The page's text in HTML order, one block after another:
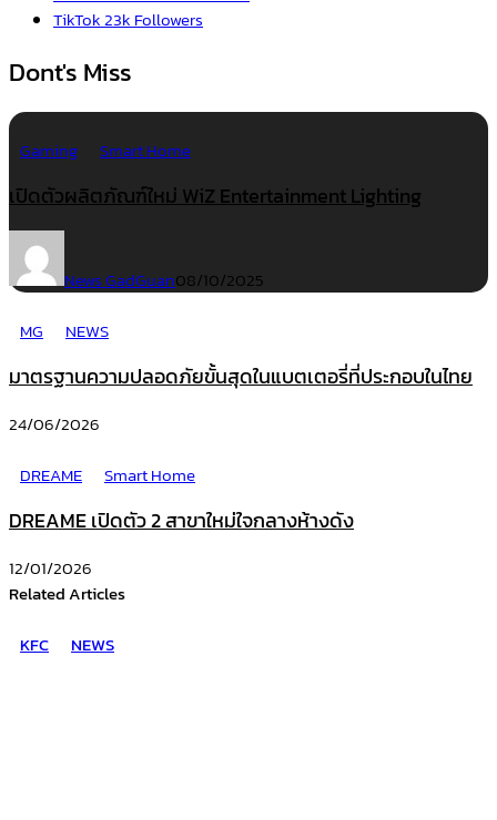
TikTok23k Followers
Dont's Miss
Gaming Smart Home
เปิดตัวผลิตภัณฑ์ใหม่ WiZ Entertainment Lighting
News GadGuan08/10/2025
MG
NEWS
มาตรฐานความปลอดภัยขั้นสุดในแบตเตอรี่ที่ประกอบในไทย
24/06/2026
DREAME
Smart Home
DREAME เปิดตัว 2 สาขาใหม่ใจกลางห้างดัง
12/01/2026
Related Articles
KFC
NEWS